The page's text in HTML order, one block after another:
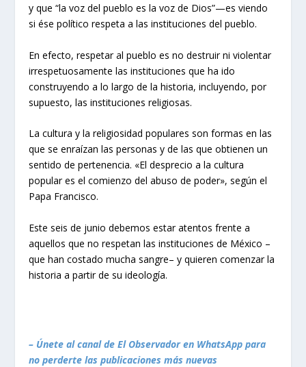
y que “la voz del pueblo es la voz de Dios”—es viendo
si ése político respeta a las instituciones del pueblo.
En efecto, respetar al pueblo es no destruir ni violentar
irrespetuosamente las instituciones que ha ido
construyendo a lo largo de la historia, incluyendo, por
supuesto, las instituciones religiosas.
La cultura y la religiosidad populares son formas en las
que se enraízan las personas y de las que obtienen un
sentido de pertenencia. «El desprecio a la cultura
popular es el comienzo del abuso de poder», según el
Papa Francisco.
Este seis de junio debemos estar atentos frente a
aquellos que no respetan las instituciones de México –
que han costado mucha sangre– y quieren comenzar la
historia a partir de su ideología.
– Únete al canal de El Observador en WhatsApp para
no perderte las publicaciones más nuevas